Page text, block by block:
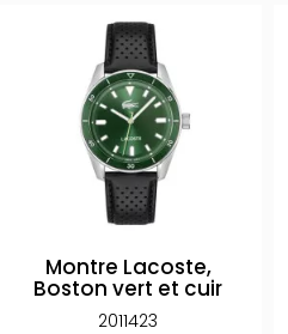
Montre Lacoste,
Boston vert et cuir
2011423